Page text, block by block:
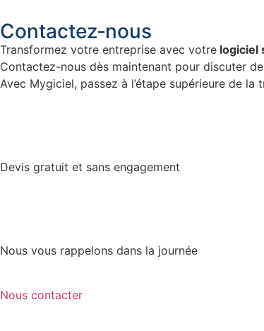
Contactez‑nous
Transformez votre entreprise avec votre logiciel
Contactez-nous dès maintenant pour discuter
Avec Mygiciel, passez à l’étape supérieure de
Devis gratuit et sans engagement
Nous vous rappelons dans la journée
Nous contacter